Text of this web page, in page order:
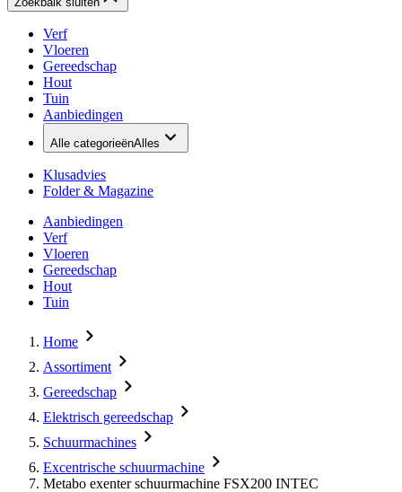
Verf
Vloeren
Gereedschap
Hout
Tuin
Aanbiedingen
Alle categorieënAlles
Klusadvies
Folder & Magazine
Aanbiedingen
Verf
Vloeren
Gereedschap
Hout
Tuin
Home
Assortiment
Gereedschap
Elektrisch gereedschap
Schuurmachines
Excentrische schuurmachine
Metabo exenter schuurmachine FSX200 INTEC